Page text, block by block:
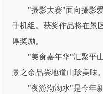
"摄影大赛"面向摄影
手机组。获奖作品将在景
厚奖励。
"美食嘉年华"汇聚平
景之余品尝地道山珍美味。
"夜游沕沕水"是今年